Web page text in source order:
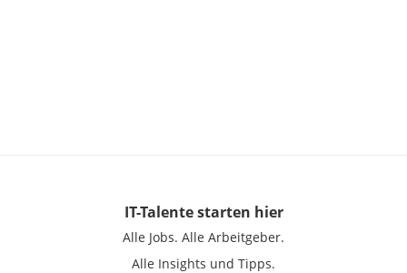
IT-Talentestarten hier
Alle Jobs. Alle Arbeitgeber.
Alle Insights und Tipps.